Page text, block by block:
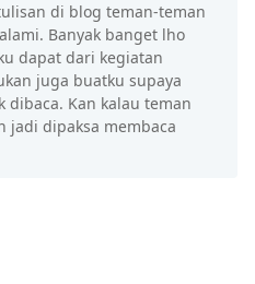
di blog teman-teman
Banyak banget lho
dapat dari kegiatan
juga buatku supaya
dibaca. Kan kalau teman
jadi dipaksa membaca